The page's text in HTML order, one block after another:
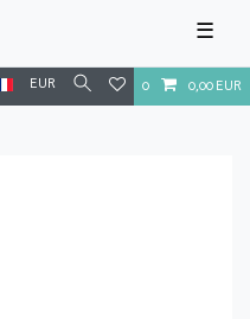
☰
EUR 0 0,00 EUR